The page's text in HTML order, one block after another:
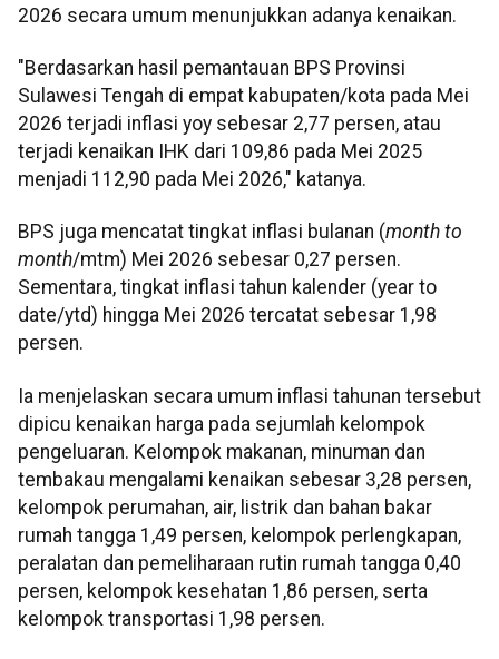
2026 secara umum menunjukkan adanya kenaikan.
"Berdasarkan hasil pemantauan BPS Provinsi
Sulawesi Tengah di empat kabupaten/kota pada Mei
2026 terjadi inflasi yoy sebesar 2,77 persen, atau
terjadi kenaikan IHK dari 109,86 pada Mei 2025
menjadi 112,90 pada Mei 2026," katanya.
BPS juga mencatat tingkat inflasi bulanan (month to
month/mtm) Mei 2026 sebesar 0,27 persen.
Sementara, tingkat inflasi tahun kalender (year to
date/ytd) hingga Mei 2026 tercatat sebesar 1,98
persen.
Ia menjelaskan secara umum inflasi tahunan tersebut
dipicu kenaikan harga pada sejumlah kelompok
pengeluaran. Kelompok makanan, minuman dan
tembakau mengalami kenaikan sebesar 3,28 persen,
kelompok perumahan, air, listrik dan bahan bakar
rumah tangga 1,49 persen, kelompok perlengkapan,
peralatan dan pemeliharaan rutin rumah tangga 0,40
persen, kelompok kesehatan 1,86 persen, serta
kelompok transportasi 1,98 persen.